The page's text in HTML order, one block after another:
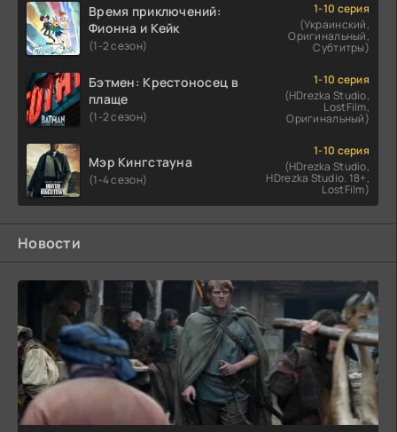
Время приключений:
Фионна и Кейк
(1-2 сезон)
1-10 серия
(Украинский,
Оригинальный,
Субтитры)
Бэтмен: Крестоносец в
плаще
(1-2 сезон)
1-10 серия
(HDrezka Studio,
LostFilm,
Оригинальный)
Мэр Кингстауна
(1-4 сезон)
1-10 серия
(HDrezka Studio,
HDrezka Studio. 18+,
LostFilm)
Новости